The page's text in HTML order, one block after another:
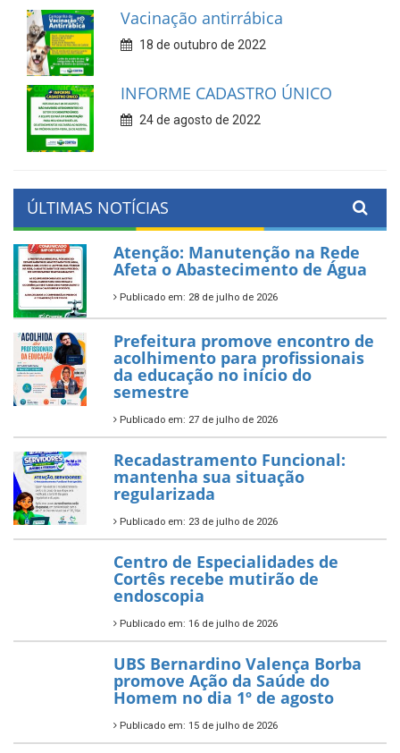
Vacinação antirrábica
18 de outubro de 2022
INFORME CADASTRO ÚNICO
24 de agosto de 2022
ÚLTIMAS NOTÍCIAS
Atenção: Manutenção na Rede
Afeta o Abastecimento de Água
Publicado em: 28 de julho de 2026
Prefeitura promove encontro de
acolhimento para profissionais
da educação no início do
semestre
Publicado em: 27 de julho de 2026
Recadastramento Funcional:
mantenha sua situação
regularizada
Publicado em: 23 de julho de 2026
Centro de Especialidades de
Cortês recebe mutirão de
endoscopia
Publicado em: 16 de julho de 2026
UBS Bernardino Valença Borba
promove Ação da Saúde do
Homem no dia 1º de agosto
Publicado em: 15 de julho de 2026